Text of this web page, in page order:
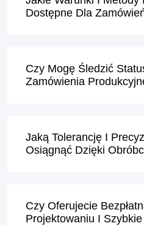
Dostępne Dla
Czy Mogę Śledzić
Zamówienia
Jaką Tolerancję I
Osiągnąć Dzięki
Czy Oferujecie
Projektowaniu I